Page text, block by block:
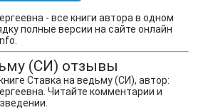
- все книги автора в одном
полные версии на сайте онлайн
(СИ) отзывы
Ставка на ведьму (СИ), автор:
Читайте комментарии и